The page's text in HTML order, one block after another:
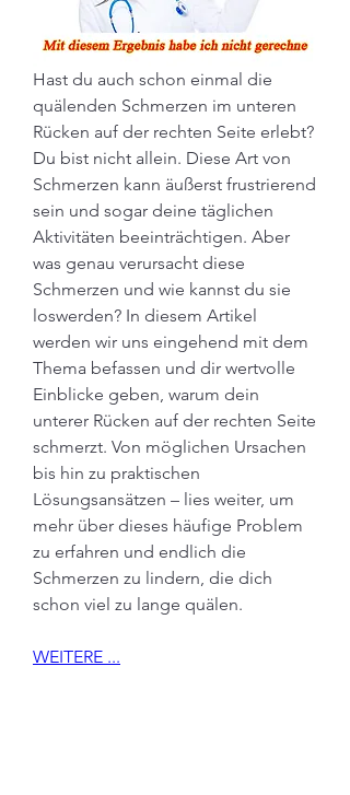
Hast du auch schon einmal die
quälenden Schmerzen im unteren
Rücken auf der rechten Seite erlebt?
Du bist nicht allein. Diese Art von
Schmerzen kann äußerst frustrierend
sein und sogar deine täglichen
Aktivitäten beeinträchtigen. Aber
was genau verursacht diese
Schmerzen und wie kannst du sie
loswerden? In diesem Artikel
werden wir uns eingehend mit dem
Thema befassen und dir wertvolle
Einblicke geben, warum dein
unterer Rücken auf der rechten Seite
schmerzt. Von möglichen Ursachen
bis hin zu praktischen
Lösungsansätzen – lies weiter, um
mehr über dieses häufige Problem
zu erfahren und endlich die
Schmerzen zu lindern, die dich
schon viel zu lange quälen.
WEITERE ...